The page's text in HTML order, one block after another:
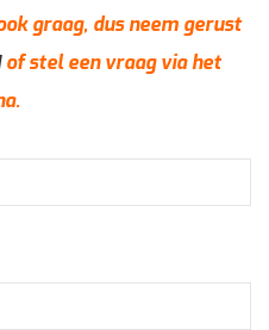
graag, dus neem gerust
of stel een vraag via het